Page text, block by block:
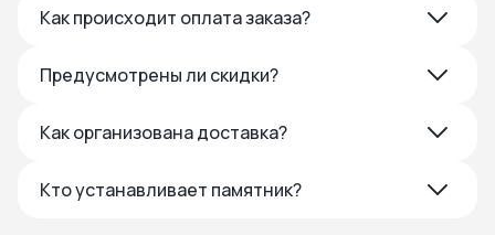
Как происходит оплата заказа?
Предусмотрены ли скидки?
Как организована доставка?
Кто устанавливает памятник?